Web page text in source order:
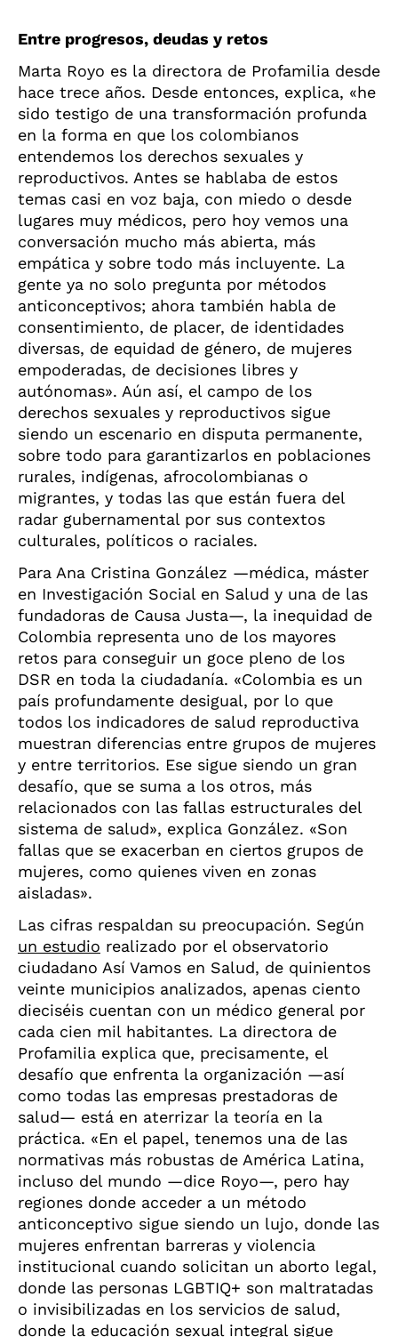
Entre progresos, deudas y retos
Marta Royo es la directora de Profamilia desde
hace trece años. Desde entonces, explica, «he
sido testigo de una transformación profunda
en la forma en que los colombianos
entendemos los derechos sexuales y
reproductivos. Antes se hablaba de estos
temas casi en voz baja, con miedo o desde
lugares muy médicos, pero hoy vemos una
conversación mucho más abierta, más
empática y sobre todo más incluyente. La
gente ya no solo pregunta por métodos
anticonceptivos; ahora también habla de
consentimiento, de placer, de identidades
diversas, de equidad de género, de mujeres
empoderadas, de decisiones libres y
autónomas». Aún así, el campo de los
derechos sexuales y reproductivos sigue
siendo un escenario en disputa permanente,
sobre todo para garantizarlos en poblaciones
rurales, indígenas, afrocolombianas o
migrantes, y todas las que están fuera del
radar gubernamental por sus contextos
culturales, políticos o raciales.
Para Ana Cristina González —médica, máster
en Investigación Social en Salud y una de las
fundadoras de Causa Justa—, la inequidad de
Colombia representa uno de los mayores
retos para conseguir un goce pleno de los
DSR en toda la ciudadanía. «Colombia es un
país profundamente desigual, por lo que
todos los indicadores de salud reproductiva
muestran diferencias entre grupos de mujeres
y entre territorios. Ese sigue siendo un gran
desafío, que se suma a los otros, más
relacionados con las fallas estructurales del
sistema de salud», explica González. «Son
fallas que se exacerban en ciertos grupos de
mujeres, como quienes viven en zonas
aisladas».
Las cifras respaldan su preocupación. Según
un estudio realizado por el observatorio
ciudadano Así Vamos en Salud, de quinientos
veinte municipios analizados, apenas ciento
dieciséis cuentan con un médico general por
cada cien mil habitantes. La directora de
Profamilia explica que, precisamente, el
desafío que enfrenta la organización —así
como todas las empresas prestadoras de
salud— está en aterrizar la teoría en la
práctica. «En el papel, tenemos una de las
normativas más robustas de América Latina,
incluso del mundo —dice Royo—, pero hay
regiones donde acceder a un método
anticonceptivo sigue siendo un lujo, donde las
mujeres enfrentan barreras y violencia
institucional cuando solicitan un aborto legal,
donde las personas LGBTIQ+ son maltratadas
o invisibilizadas en los servicios de salud,
donde la educación sexual integral sigue